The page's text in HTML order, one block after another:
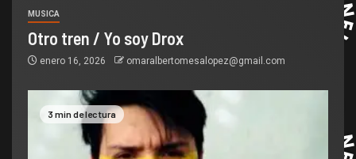
MUSICA
Otro tren / Yo soy Drox
enero 16, 2026 omaralbertomesalopez@gmail.com
3 min de lectura